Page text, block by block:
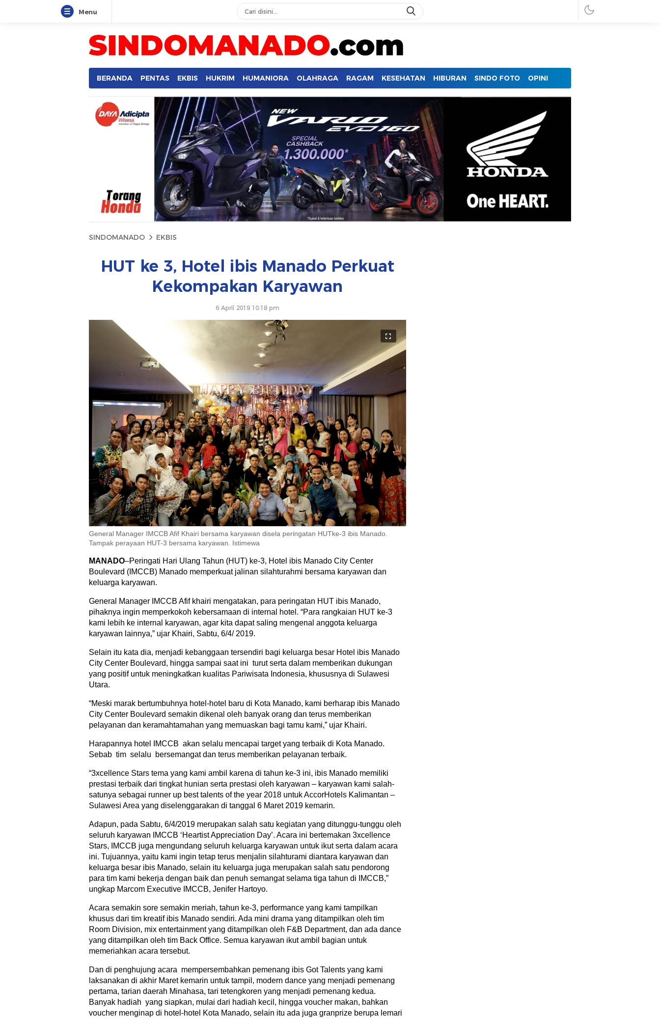
Menu
BERANDA PENTAS EKBIS HUKRIM HUMANIORA OLAHRAGA RAGAM KESEHATAN HIBURAN SINDO FOTO OPINI
SINDOMANADO EKBIS
HUT ke 3, Hotel ibis Manado Perkuat
Kekompakan Karyawan
6 April 2019 10:18 pm
General Manager IMCCB Afif Khairi bersama karyawan disela peringatan HUTke-3 ibis Manado.
Tampak perayaan HUT-3 bersama karyawan. Istimewa
MANADO–Peringati Hari Ulang Tahun (HUT) ke-3, Hotel ibis Manado City Center
Boulevard (IMCCB) Manado memperkuat jalinan silahturahmi bersama karyawan dan
keluarga karyawan.
General Manager IMCCB Afif khairi mengatakan, para peringatan HUT ibis Manado,
pihaknya ingin memperkokoh kebersamaan di internal hotel. “Para rangkaian HUT ke-3
kami lebih ke internal karyawan, agar kita dapat saling mengenal anggota keluarga
karyawan lainnya,” ujar Khairi, Sabtu, 6/4/ 2019.
Selain itu kata dia, menjadi kebanggaan tersendiri bagi keluarga besar Hotel ibis Manado
City Center Boulevard, hingga sampai saat ini turut serta dalam memberikan dukungan
yang positif untuk meningkatkan kualitas Pariwisata Indonesia, khususnya di Sulawesi
Utara.
“Meski marak bertumbuhnya hotel-hotel baru di Kota Manado, kami berharap ibis Manado
City Center Boulevard semakin dikenal oleh banyak orang dan terus memberikan
pelayanan dan keramahtamahan yang memuaskan bagi tamu kami,” ujar Khairi.
Harapannya hotel IMCCB akan selalu mencapai target yang terbaik di Kota Manado.
Sebab tim selalu bersemangat dan terus memberikan pelayanan terbaik.
“3xcellence Stars tema yang kami ambil karena di tahun ke-3 ini, ibis Manado memiliki
prestasi terbaik dari tingkat hunian serta prestasi oleh karyawan – karyawan kami salah-
satunya sebagai runner up best talents of the year 2018 untuk AccorHotels Kalimantan –
Sulawesi Area yang diselenggarakan di tanggal 6 Maret 2019 kemarin.
Adapun, pada Sabtu, 6/4/2019 merupakan salah satu kegiatan yang ditunggu-tunggu oleh
seluruh karyawan IMCCB ‘Heartist Appreciation Day’. Acara ini bertemakan 3xcellence
Stars, IMCCB juga mengundang seluruh keluarga karyawan untuk ikut serta dalam acara
ini. Tujuannya, yaitu kami ingin tetap terus menjalin silahturami diantara karyawan dan
keluarga besar ibis Manado, selain itu keluarga juga merupakan salah satu pendorong
para tim kami bekerja dengan baik dan penuh semangat selama tiga tahun di IMCCB,”
ungkap Marcom Executive IMCCB, Jenifer Hartoyo.
Acara semakin sore semakin meriah, tahun ke-3, performance yang kami tampilkan
khusus dari tim kreatif ibis Manado sendiri. Ada mini drama yang ditampilkan oleh tim
Room Division, mix entertainment yang ditampilkan oleh F&B Department, dan ada dance
yang ditampilkan oleh tim Back Office. Semua karyawan ikut ambil bagian untuk
memeriahkan acara tersebut.
Dan di penghujung acara mempersembahkan pemenang ibis Got Talents yang kami
laksanakan di akhir Maret kemarin untuk tampil, modern dance yang menjadi pemenang
pertama, tarian daerah Minahasa, tari tetengkoren yang menjadi pemenang kedua.
Banyak hadiah yang siapkan, mulai dari hadiah kecil, hingga voucher makan, bahkan
voucher menginap di hotel-hotel Kota Manado, selain itu ada juga granprize berupa lemari